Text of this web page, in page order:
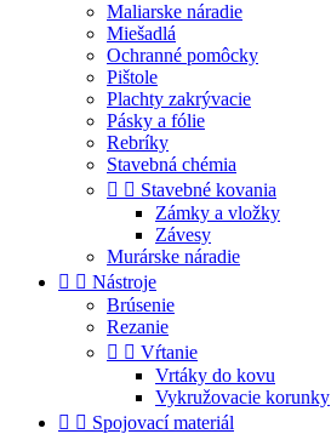
Maliarske náradie
Miešadlá
Ochranné pomôcky
Pištole
Plachty zakrývacie
Pásky a fólie
Rebríky
Stavebná chémia
  Stavebné kovania
Zámky a vložky
Závesy
Murárske náradie
  Nástroje
Brúsenie
Rezanie
  Vŕtanie
Vrtáky do kovu
Vykružovacie korunky
  Spojovací materiál